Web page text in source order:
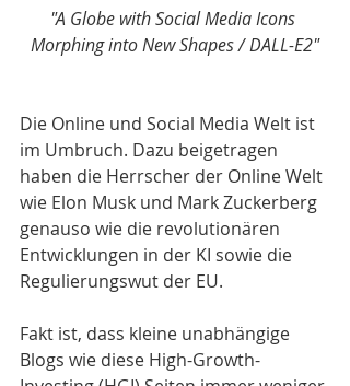
"A Globe with Social Media Icons
Morphing into New Shapes / DALL-E2"
Die Online und Social Media Welt ist
im Umbruch. Dazu beigetragen
haben die Herrscher der Online Welt
wie Elon Musk und Mark Zuckerberg
genauso wie die revolutionären
Entwicklungen in der KI sowie die
Regulierungswut der EU.
Fakt ist, dass kleine unabhängige
Blogs wie diese High-Growth-